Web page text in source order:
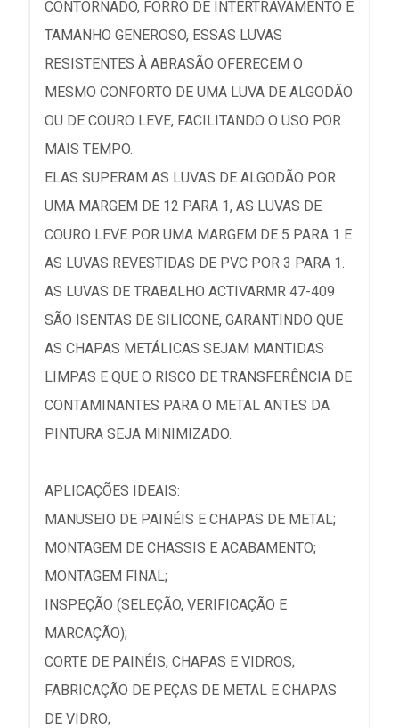
CONTORNADO, FORRO DE INTERTRAVAMENTO E
TAMANHO GENEROSO, ESSAS LUVAS
RESISTENTES À ABRASÃO OFERECEM O
MESMO CONFORTO DE UMA LUVA DE ALGODÃO
OU DE COURO LEVE, FACILITANDO O USO POR
MAIS TEMPO.
ELAS SUPERAM AS LUVAS DE ALGODÃO POR
UMA MARGEM DE 12 PARA 1, AS LUVAS DE
COURO LEVE POR UMA MARGEM DE 5 PARA 1 E
AS LUVAS REVESTIDAS DE PVC POR 3 PARA 1.
AS LUVAS DE TRABALHO ACTIVARMR 47-409
SÃO ISENTAS DE SILICONE, GARANTINDO QUE
AS CHAPAS METÁLICAS SEJAM MANTIDAS
LIMPAS E QUE O RISCO DE TRANSFERÊNCIA DE
CONTAMINANTES PARA O METAL ANTES DA
PINTURA SEJA MINIMIZADO.
APLICAÇÕES IDEAIS:
MANUSEIO DE PAINÉIS E CHAPAS DE METAL;
MONTAGEM DE CHASSIS E ACABAMENTO;
MONTAGEM FINAL;
INSPEÇÃO (SELEÇÃO, VERIFICAÇÃO E
MARCAÇÃO);
CORTE DE PAINÉIS, CHAPAS E VIDROS;
FABRICAÇÃO DE PEÇAS DE METAL E CHAPAS
DE VIDRO;